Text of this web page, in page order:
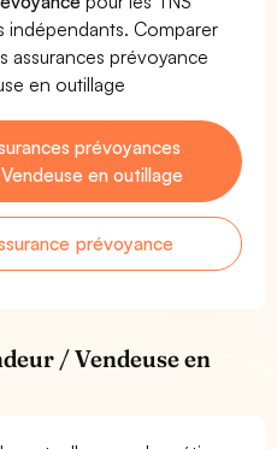
indépendants. Comparer
assurances prévoyance
en outillage
prévoyances
en outillage
prévoyance
/ Vendeuse en